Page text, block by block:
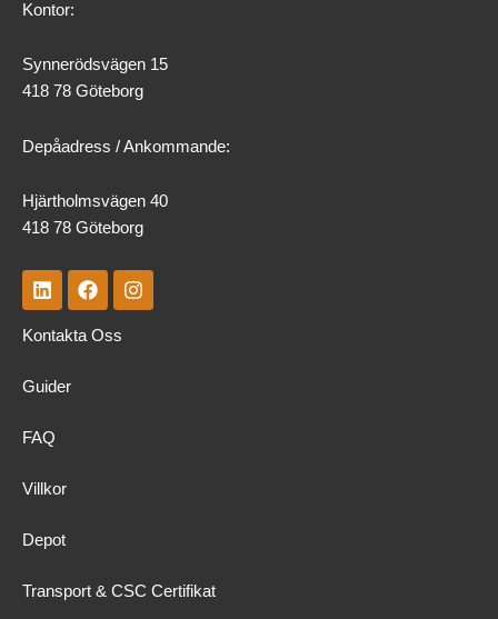
Kontor:
Synnerödsvägen 15
418 78 Göteborg
Depåadress / Ankommande:
Hjärtholmsvägen 40
418 78 Göteborg
L
i
k
d
i
F
a
e
I
n
Kontakta Oss
Guider
FAQ
Villkor
Depot
Transport & CSC Certifikat